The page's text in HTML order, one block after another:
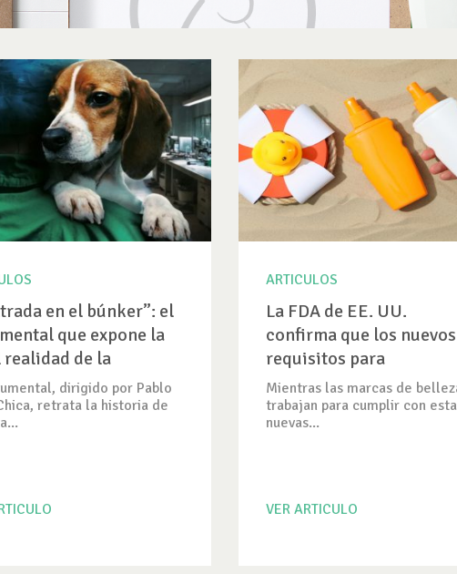
en el búnker”: el
que expone la
de la
animal
dirigido por Pablo
retrata la historia de
ARTICULOS
La FDA de EE. UU.
confirma que los nuevos
requisitos para
protectores solares
pruebas en animales
Mientras las marcas de
trabajan para cumplir con
nuevas...
VER ARTICULO